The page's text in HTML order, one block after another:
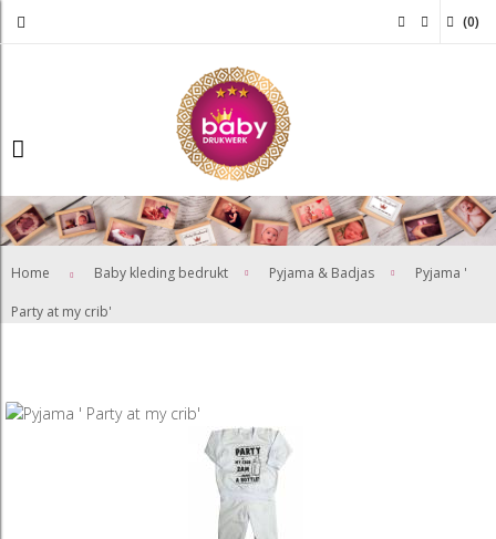
(0)
Home Baby kleding bedrukt Pyjama & Badjas Pyjama '
Party at my crib'